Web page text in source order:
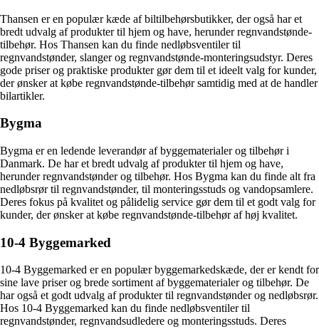
Thansen er en populær kæde af biltilbehørsbutikker, der også har et
bredt udvalg af produkter til hjem og have, herunder regnvandstønde-
tilbehør. Hos Thansen kan du finde nedløbsventiler til
regnvandstønder, slanger og regnvandstønde-monteringsudstyr. Deres
gode priser og praktiske produkter gør dem til et ideelt valg for kunder,
der ønsker at købe regnvandstønde-tilbehør samtidig med at de handler
bilartikler.
Bygma
Bygma er en ledende leverandør af byggematerialer og tilbehør i
Danmark. De har et bredt udvalg af produkter til hjem og have,
herunder regnvandstønder og tilbehør. Hos Bygma kan du finde alt fra
nedløbsrør til regnvandstønder, til monteringsstuds og vandopsamlere.
Deres fokus på kvalitet og pålidelig service gør dem til et godt valg for
kunder, der ønsker at købe regnvandstønde-tilbehør af høj kvalitet.
10-4 Byggemarked
10-4 Byggemarked er en populær byggemarkedskæde, der er kendt for
sine lave priser og brede sortiment af byggematerialer og tilbehør. De
har også et godt udvalg af produkter til regnvandstønder og nedløbsrør.
Hos 10-4 Byggemarked kan du finde nedløbsventiler til
regnvandstønder, regnvandsudledere og monteringsstuds. Deres